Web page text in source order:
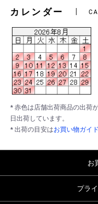
カレンダー
* 赤色は店舗出荷商品の出荷
日出荷しています。
* 出荷の目安はお買い物ガイド
お
プラ